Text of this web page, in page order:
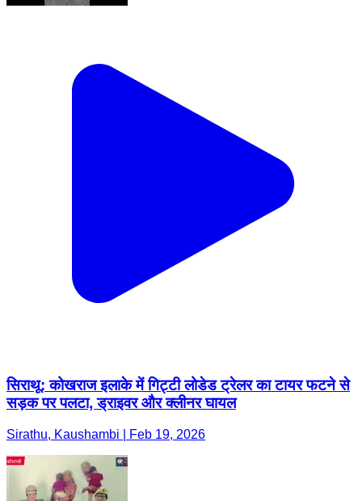
सिराथू: कोखराज इलाके में गिट्टी लोडेड ट्रेलर का टायर फटने से
सड़क पर पलटा, ड्राइवर और क्लीनर घायल
Sirathu, Kaushambi | Feb 19, 2026